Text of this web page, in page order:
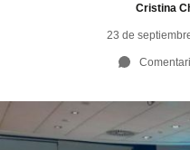
Cristina
23 de